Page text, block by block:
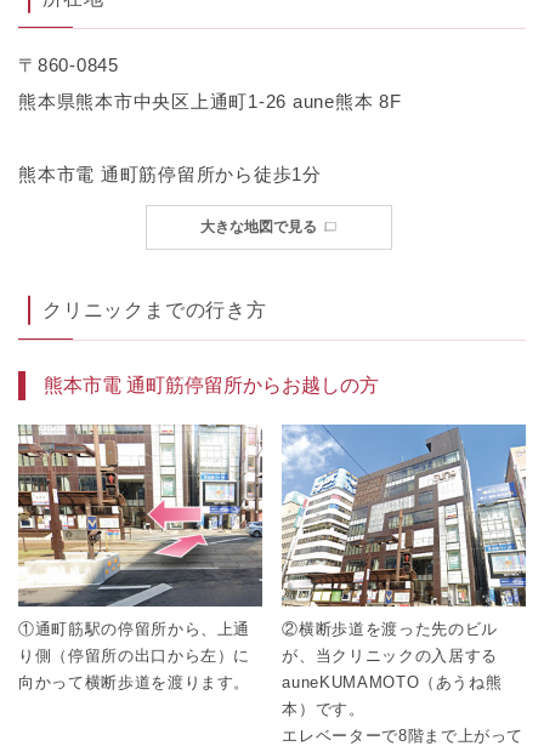
〒860-0845
熊本県熊本市中央区上通町1-26 aune熊本 8F
熊本市電 通町筋停留所から徒歩1分
大きな地図で見る
クリニックまでの行き方
熊本市電 通町筋停留所からお越しの方
①通町筋駅の停留所から、上通
り側（停留所の出口から左）に
向かって横断歩道を渡ります。
②横断歩道を渡った先のビル
が、当クリニックの入居する
auneKUMAMOTO（あうね熊
本）です。
エレベーターで8階まで上がって